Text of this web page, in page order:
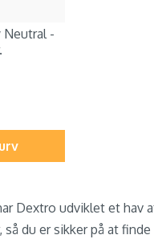
Neutral -
Dextro udviklet et hav
du er sikker på at